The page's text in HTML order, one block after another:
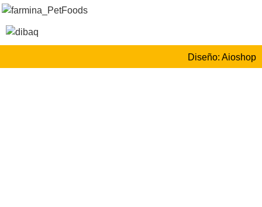
Diseño: Aioshop